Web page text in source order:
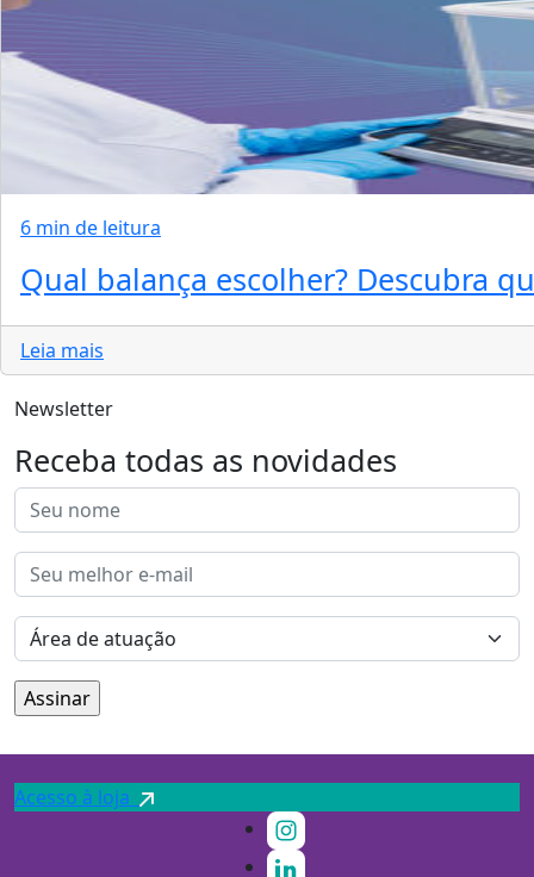
6 min de leitura
Qual balança escolher? Descubra
Leia mais
Newsletter
Receba todas as novidades
Acesso à loja